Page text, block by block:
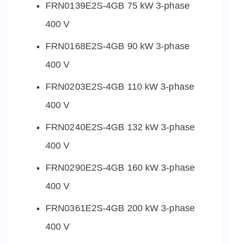
FRN0139E2S-4GB 75 kW 3-phase
400 V
FRN0168E2S-4GB 90 kW 3-phase
400 V
FRN0203E2S-4GB 110 kW 3-phase
400 V
FRN0240E2S-4GB 132 kW 3-phase
400 V
FRN0290E2S-4GB 160 kW 3-phase
400 V
FRN0361E2S-4GB 200 kW 3-phase
400 V